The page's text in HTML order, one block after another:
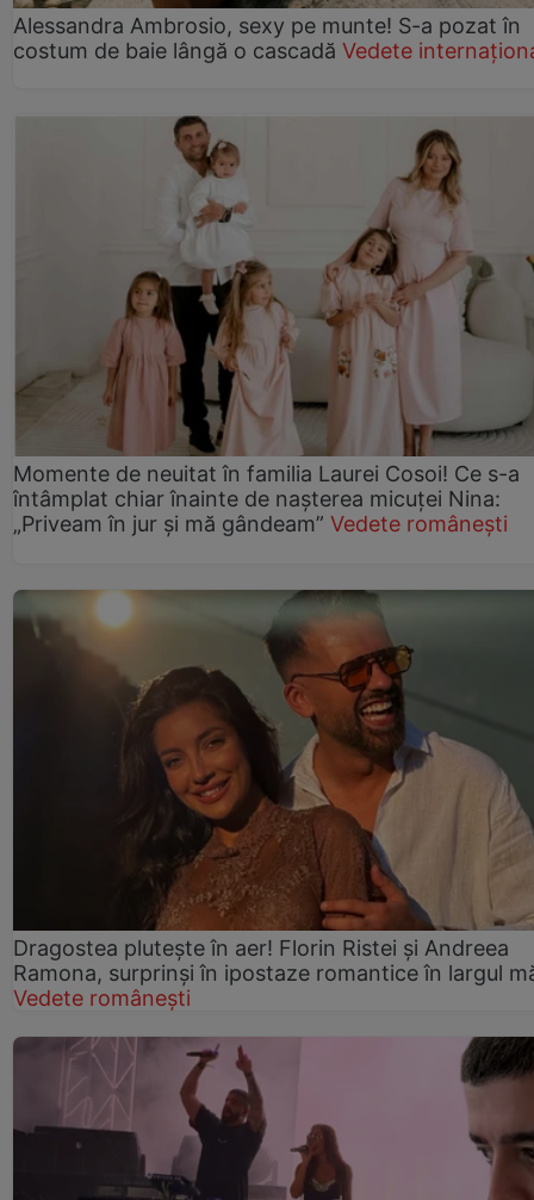
Alessandra Ambrosio, sexy pe munte! S-a pozat în
costum de baie lângă o cascadă Vedete
Momente de neuitat în familia Laurei Cosoi! Ce s-a
întâmplat chiar înainte de nașterea micuței Nina:
„Priveam în jur și mă gândeam” Vedete românești
Dragostea plutește în aer! Florin Ristei și Andreea
Ramona, surprinși în ipostaze romantice în largul
Vedete românești